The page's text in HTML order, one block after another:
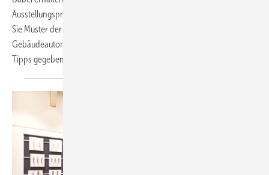
Ausstellungspräsentation. Im achten Teil der Serie wird gezeigt, wie
Sie Muster der Sonnenschutz-, Sicherheitstechnik und
Gebäudeautomatisierung gebührend ausstellen und drei wertvolle
Tipps gegeben, die man unbedingt beachten